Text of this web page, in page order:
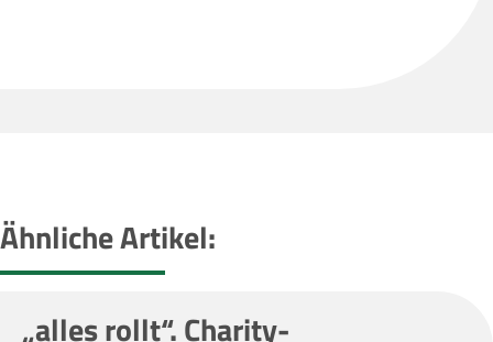
Ähnliche Artikel:
„alles rollt“. Charity-